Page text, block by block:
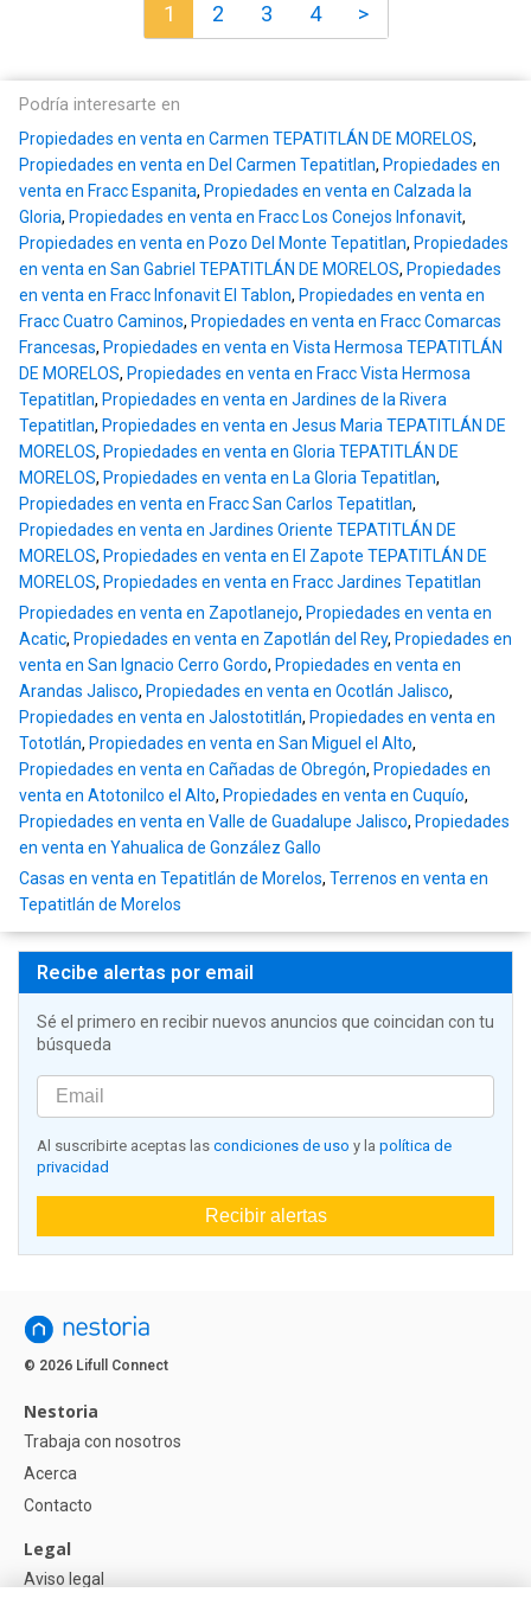
1 2 3 4 >
Podría interesarte en
Propiedades en venta en Carmen TEPATITLÁN DE MORELOS,
Propiedades en venta en Del Carmen Tepatitlan, Propiedades en
venta en Fracc Espanita, Propiedades en venta en Calzada la
Gloria, Propiedades en venta en Fracc Los Conejos Infonavit,
Propiedades en venta en Pozo Del Monte Tepatitlan, Propiedades
en venta en San Gabriel TEPATITLÁN DE MORELOS, Propiedades
en venta en Fracc Infonavit El Tablon, Propiedades en venta en
Fracc Cuatro Caminos, Propiedades en venta en Fracc Comarcas
Francesas, Propiedades en venta en Vista Hermosa TEPATITLÁN
DE MORELOS, Propiedades en venta en Fracc Vista Hermosa
Tepatitlan, Propiedades en venta en Jardines de la Rivera
Tepatitlan, Propiedades en venta en Jesus Maria TEPATITLÁN DE
MORELOS, Propiedades en venta en Gloria TEPATITLÁN DE
MORELOS, Propiedades en venta en La Gloria Tepatitlan,
Propiedades en venta en Fracc San Carlos Tepatitlan,
Propiedades en venta en Jardines Oriente TEPATITLÁN DE
MORELOS, Propiedades en venta en El Zapote TEPATITLÁN DE
MORELOS, Propiedades en venta en Fracc Jardines Tepatitlan
Propiedades en venta en Zapotlanejo, Propiedades en venta en
Acatic, Propiedades en venta en Zapotlán del Rey, Propiedades en
venta en San Ignacio Cerro Gordo, Propiedades en venta en
Arandas Jalisco, Propiedades en venta en Ocotlán Jalisco,
Propiedades en venta en Jalostotitlán, Propiedades en venta en
Tototlán, Propiedades en venta en San Miguel el Alto,
Propiedades en venta en Cañadas de Obregón, Propiedades en
venta en Atotonilco el Alto, Propiedades en venta en Cuquío,
Propiedades en venta en Valle de Guadalupe Jalisco, Propiedades
en venta en Yahualica de González Gallo
Casas en venta en Tepatitlán de Morelos, Terrenos en venta en
Tepatitlán de Morelos
Recibe alertas por email
Sé el primero en recibir nuevos anuncios que coincidan con tu
búsqueda
Al suscribirte aceptas las condiciones de uso y la política de
privacidad
Recibir alertas
© 2026 Lifull Connect
Nestoria
Trabaja con nosotros
Acerca
Contacto
Legal
Aviso legal